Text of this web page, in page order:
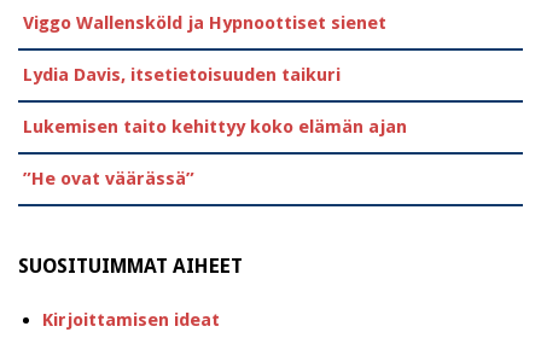
Viggo Wallensköld ja Hypnoottiset sienet
Lydia Davis, itsetietoisuuden taikuri
Lukemisen taito kehittyy koko elämän ajan
”He ovat väärässä”
SUOSITUIMMAT AIHEET
Kirjoittamisen ideat